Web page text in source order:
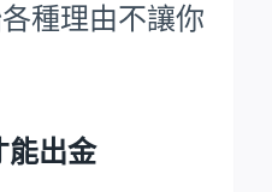
種理由不讓你
能出金